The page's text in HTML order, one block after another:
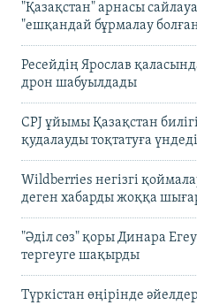
"Қазақстан" арнасы
"ешқандай бұрмалау
Ресейдің Ярослав
дрон шабуылдады
CPJ ұйымы Қазақстан
қудалауды тоқтатуға үндеді
Wildberries негізгі
деген хабарды жоққа
"Әділ сөз" қоры Динара
тергеуге шақырды
Түркістан өңірінде